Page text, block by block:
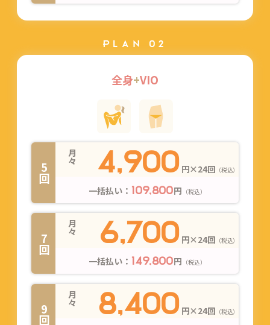
PLAN 02
全身+VIO
5回
月々 4,900 円×24回 （税込）
一括払い： 109,800円 （税込）
7回
月々 6,700 円×24回 （税込）
一括払い： 149,800円 （税込）
9回
月々 8,400 円×24回 （税込）